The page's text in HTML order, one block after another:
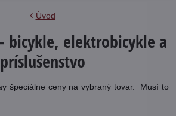
Úvod
bicykle, elektrobicykle a
príslušenstvo
špeciálne ceny na vybraný tovar. Musí to